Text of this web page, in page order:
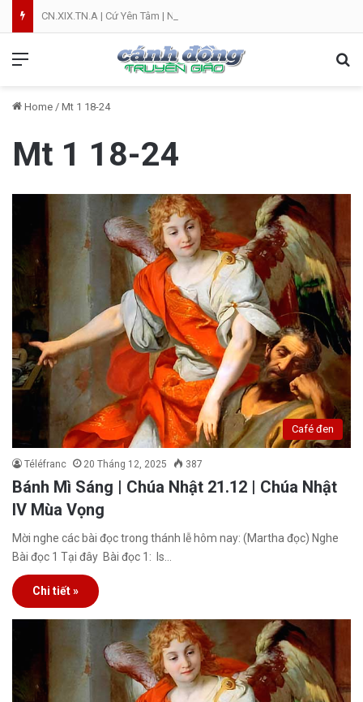
CN.XIX.TN.A | Cứ Yên Tâm | NVT
Home / Mt 1 18-24
Mt 1 18-24
Café đen
Téléfranc 20 Tháng 12, 2025 387
Bánh Mì Sáng | Chúa Nhật 21.12 | Chúa Nhật
IV Mùa Vọng
Mời nghe các bài đọc trong thánh lễ hôm nay: (Martha đọc) Nghe
Bài đọc 1 Tại đây Bài đọc 1: Is…
Chi tiết »